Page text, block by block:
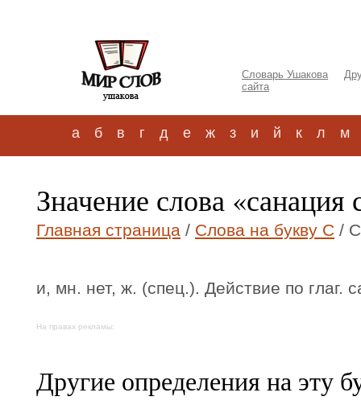
Словарь Ушакова
сайта
а б в г д е ж з и й к л м
Значение слова «санация
Главная страница / Слова на букву С /
и, мн. нет, ж. (спец.). Действие по глаг.
На правах рекламы:
Другие определения на эту